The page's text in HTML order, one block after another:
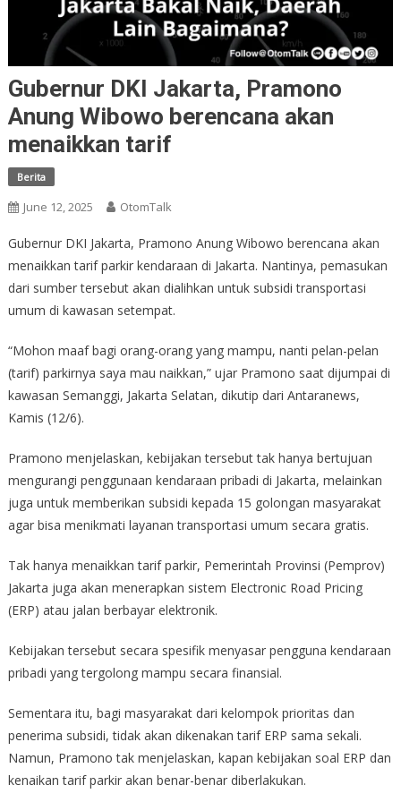
Gubernur DKI Jakarta, Pramono
Anung Wibowo berencana akan
menaikkan tarif
Berita
June 12, 2025 OtomTalk
Gubernur DKI Jakarta, Pramono Anung Wibowo berencana akan
menaikkan tarif parkir kendaraan di Jakarta. Nantinya, pemasukan
dari sumber tersebut akan dialihkan untuk subsidi transportasi
umum di kawasan setempat.
“Mohon maaf bagi orang-orang yang mampu, nanti pelan-pelan
(tarif) parkirnya saya mau naikkan,” ujar Pramono saat dijumpai di
kawasan Semanggi, Jakarta Selatan, dikutip dari Antaranews,
Kamis (12/6).
Pramono menjelaskan, kebijakan tersebut tak hanya bertujuan
mengurangi penggunaan kendaraan pribadi di Jakarta, melainkan
juga untuk memberikan subsidi kepada 15 golongan masyarakat
agar bisa menikmati layanan transportasi umum secara gratis.
Tak hanya menaikkan tarif parkir, Pemerintah Provinsi (Pemprov)
Jakarta juga akan menerapkan sistem Electronic Road Pricing
(ERP) atau jalan berbayar elektronik.
Kebijakan tersebut secara spesifik menyasar pengguna kendaraan
pribadi yang tergolong mampu secara finansial.
Sementara itu, bagi masyarakat dari kelompok prioritas dan
penerima subsidi, tidak akan dikenakan tarif ERP sama sekali.
Namun, Pramono tak menjelaskan, kapan kebijakan soal ERP dan
kenaikan tarif parkir akan benar-benar diberlakukan.